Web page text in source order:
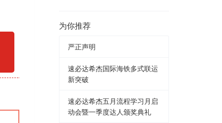
为你推荐
严正声明
速必达希杰国际海铁多式联运
新突破
速必达希杰五月流程学习月启
动会暨一季度达人颁奖典礼